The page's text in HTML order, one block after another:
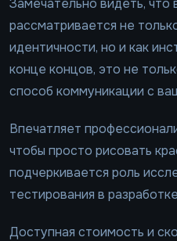
Замечательно видеть, что
рассматривается не
идентичности, но и как
конце концов, это не
способ коммуникации с
Впечатляет
чтобы просто рисовать
подчеркивается роль
тестирования в
Доступная стоимость и